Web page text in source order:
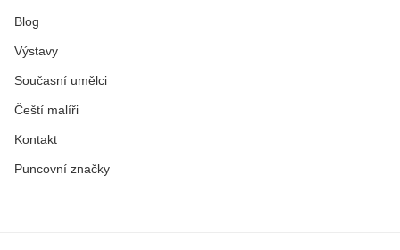
Blog
Výstavy
Současní umělci
Čeští malíři
Kontakt
Puncovní značky